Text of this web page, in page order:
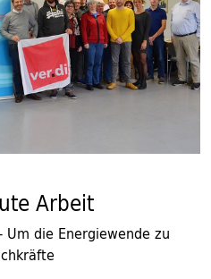
Arbeit
die Energiewende zu